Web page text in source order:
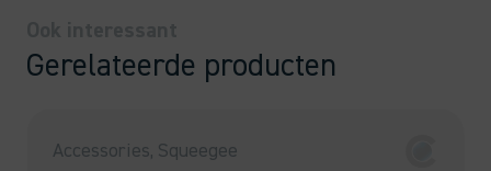
Gerelateerde producten
Accessories, Squeegee